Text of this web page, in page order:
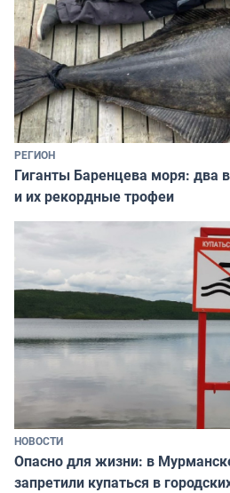
РЕГИОН
Гиганты Баренцева моря: два
и их рекордные трофеи
НОВОСТИ
Опасно для жизни: в
запретили купаться в